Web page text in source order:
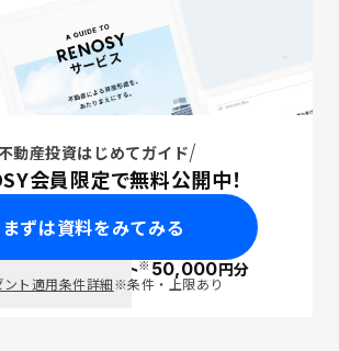
動産投資はじめてガイド
会員限定で無料公開中！
まずは資料をみてみる
ポイント※50,000円分
ント適用条件詳細※条件・上限あり